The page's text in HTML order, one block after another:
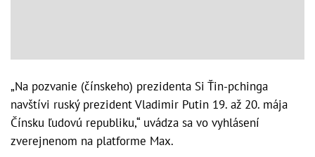
„Na pozvanie (čínskeho) prezidenta Si Ťin-pchinga
navštívi ruský prezident Vladimir Putin 19. až 20. mája
Čínsku ľudovú republiku,“ uvádza sa vo vyhlásení
zverejnenom na platforme Max.